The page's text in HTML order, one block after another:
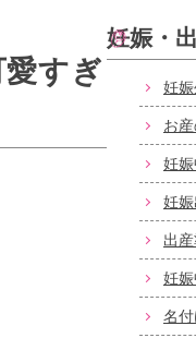
すぎ
妊娠・
妊
お
妊
妊
出
妊
名付